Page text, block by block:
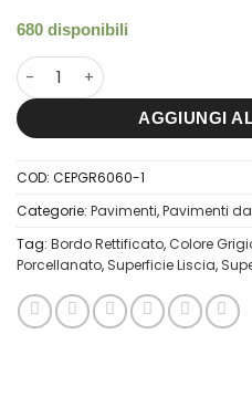
680 disponibili
60x60 Cementi Picadilly Grigio
AGGIUNGI
COD: CEPGR6060-1
Categorie: Pavimenti,Pavimenti
Tag: Bordo Rettificato, Colore
Porcellanato, Superficie Liscia,